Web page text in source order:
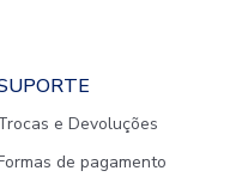
e Devoluções
de pagamento